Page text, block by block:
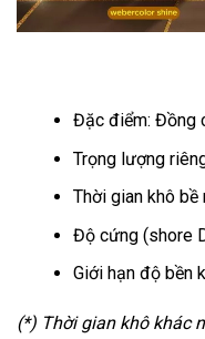
Đặc điểm: Đồng
Trọng lượng
Thời gian khô
Độ cứng (shore
Giới hạn độ bền
(*) Thời gian khô khác